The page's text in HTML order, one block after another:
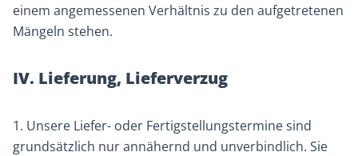
einem angemessenen Verhältnis zu den aufgetretenen
Mängeln stehen.
IV. Lieferung, Lieferverzug
1. Unsere Liefer- oder Fertigstellungstermine sind
grundsätzlich nur annähernd und unverbindlich. Sie